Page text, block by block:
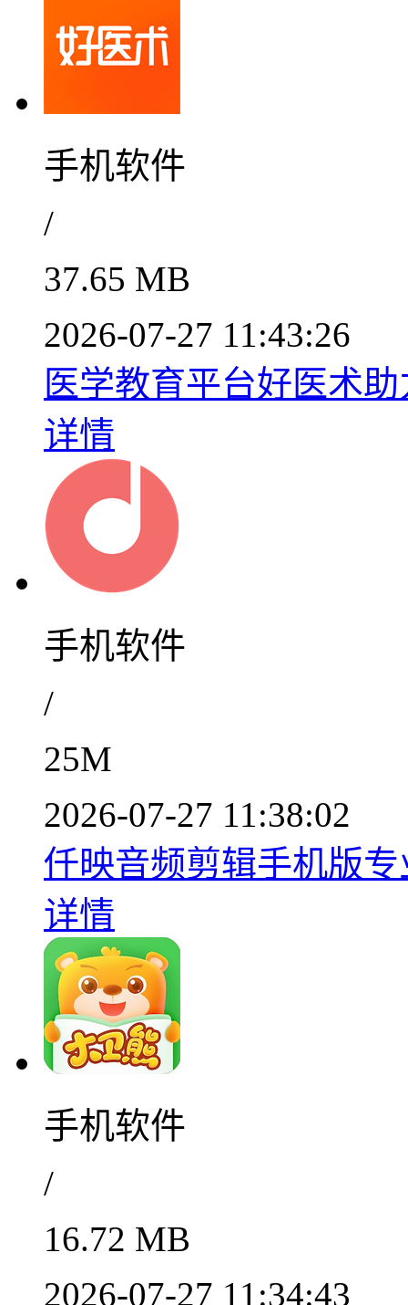
手机软件
/
37.65 MB
2026-07-27 11:43:26
医学教育平台好医术
详情
手机软件
/
25M
2026-07-27 11:38:02
仟映音频剪辑手机版
详情
手机软件
/
16.72 MB
2026-07-27 11:34:43